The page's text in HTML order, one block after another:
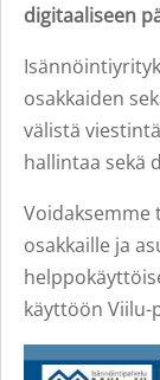
digitaaliseen
osakkaiden
välistä
hallintaa sekä
osakkaille ja
käyttöön Viilu-